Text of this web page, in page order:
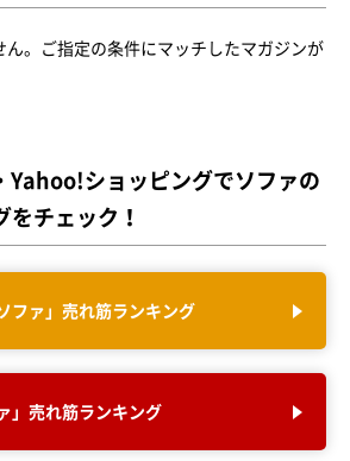
ん。ご指定の条件にマッチしたマガジンが
Yahoo!ショッピングでソファの
をチェック！
ファ」売れ筋ランキング
」売れ筋ランキング